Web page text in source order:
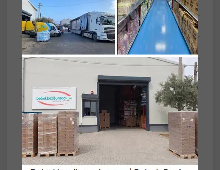
Taksit Seçenekleri
Tüm Yorumlar
Tüm Sorular
Paket İçeriği/Set 36'lı
Yaprak Adeti 90
Akıllı Kapak
Familia Islak Havlu Mendil Yeşilin Tazeliği 90